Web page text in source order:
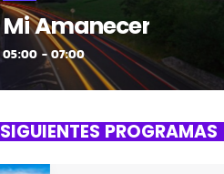
Mi Amanecer
05:00 - 07:00
SIGUIENTES PROGRAMAS